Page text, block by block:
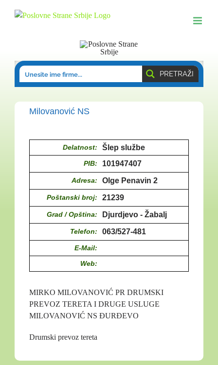
PRETRAŽI
Milovanović NS
Delatnost: Šlep službe
PIB: 101947407
Adresa: Olge Penavin 2
Poštanski broj: 21239
Grad / Opština: Djurdjevo - Žabalj
Telefon: 063/527-481
E-Mail:
Web:
MIRKO MILOVANOVIĆ PR DRUMSKI
PREVOZ TERETA I DRUGE USLUGE
MILOVANOVIĆ NS ĐURĐEVO
Drumski prevoz tereta